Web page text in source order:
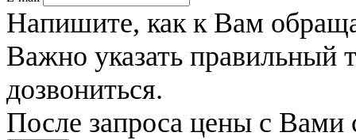
Напишите, как к Вам
Важно указать
дозвониться.
После запроса цены с Вами